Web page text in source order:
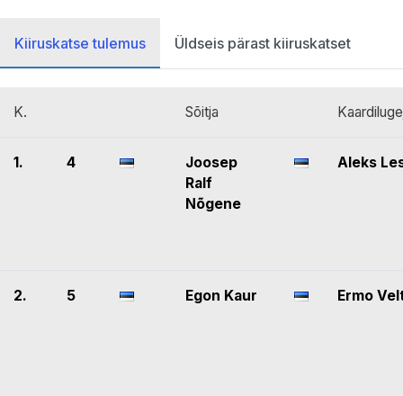
Kiiruskatse tulemus Üldseis pärast kiiruskatset
K. Sõitja
1. 4
Joosep
Ralf
Nõgene
Aleks
2. 5 Egon Kaur Ermo